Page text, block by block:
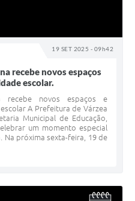
19 SET 2025 - 09h42
recebe novos espaços
escolar.
recebe novos espaços e
A Prefeitura de Várzea
Municipal de Educação,
um momento especial
Na próxima sexta-feira, 19 de